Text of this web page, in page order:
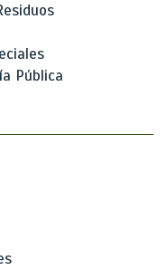
Pública